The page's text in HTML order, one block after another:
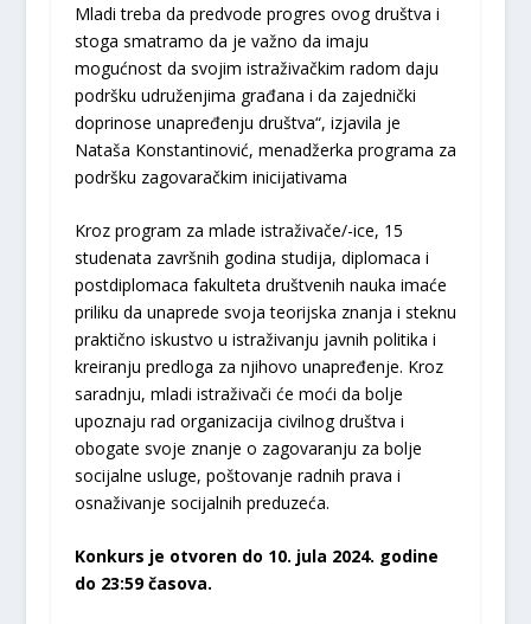
Mladi treba da predvode progres ovog društva i
stoga smatramo da je važno da imaju
mogućnost da svojim istraživačkim radom daju
podršku udruženjima građana i da zajednički
doprinose unapređenju društva“, izjavila je
Nataša Konstantinović, menadžerka programa za
podršku zagovaračkim inicijativama
Kroz program za mlade istraživače/-ice, 15
studenata završnih godina studija, diplomaca i
postdiplomaca fakulteta društvenih nauka imaće
priliku da unaprede svoja teorijska znanja i steknu
praktično iskustvo u istraživanju javnih politika i
kreiranju predloga za njihovo unapređenje. Kroz
saradnju, mladi istraživači će moći da bolje
upoznaju rad organizacija civilnog društva i
obogate svoje znanje o zagovaranju za bolje
socijalne usluge, poštovanje radnih prava i
osnaživanje socijalnih preduzeća.
Konkurs je otvoren do 10. jula 2024. godine
do 23:59 časova.